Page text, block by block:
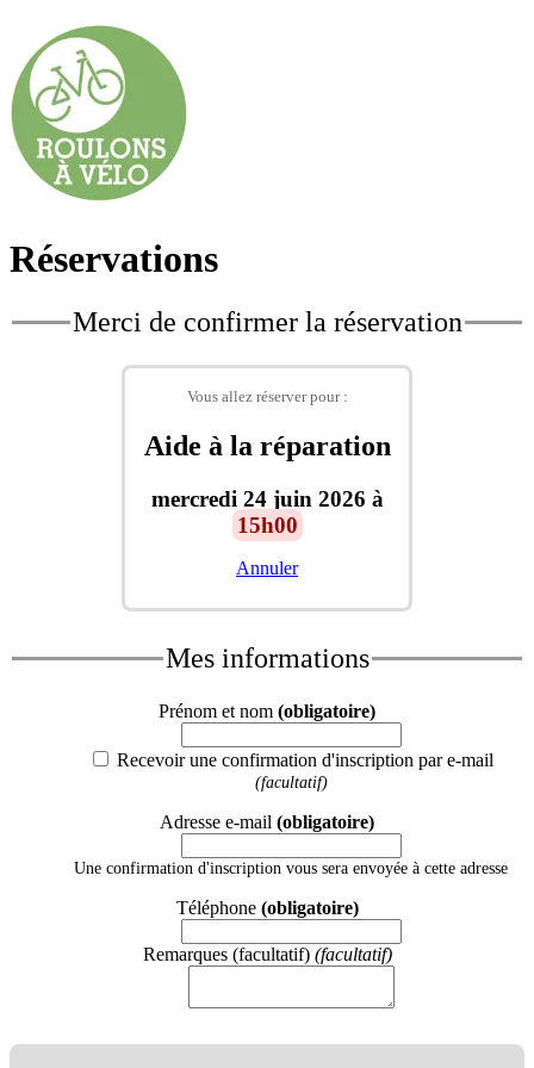
Réservations
Merci de confirmer la réservation
Vous allez réserver pour :
Aide à la réparation
mercredi 24 juin 2026 à
15h00
Annuler
Mes informations
Prénom et nom (obligatoire)
Recevoir une confirmation d'inscription par e-mail
(facultatif)
Adresse e-mail (obligatoire)
Une confirmation d'inscription vous sera envoyée à cette adresse
Téléphone (obligatoire)
Remarques (facultatif) (facultatif)